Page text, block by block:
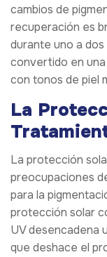
cambios de
recuperación es
durante uno a dos
convertido en
con tonos de piel
La
La protección
preocupaciones
para la
protección solar
UV desencadena
que deshace el